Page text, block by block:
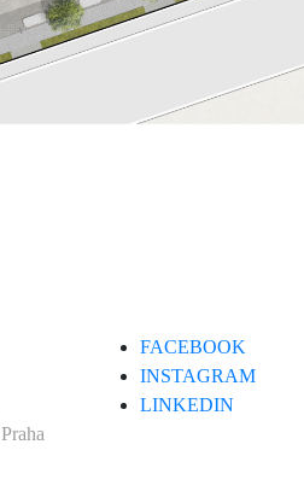
FACEBOOK
INSTAGRAM
LINKEDIN